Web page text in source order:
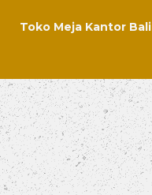
Toko Meja Kantor Bali